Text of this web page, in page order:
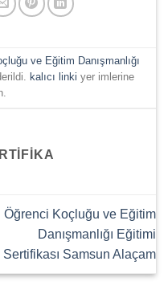
ve Eğitim Danışmanlığı
kalıcı linki yer imlerine
Öğrenci Koçluğu ve Eğitim
Danışmanlığı Eğitimi
Sertifikası Samsun Alaçam